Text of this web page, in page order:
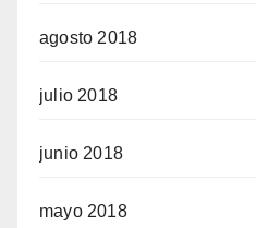
agosto 2018
julio 2018
junio 2018
mayo 2018